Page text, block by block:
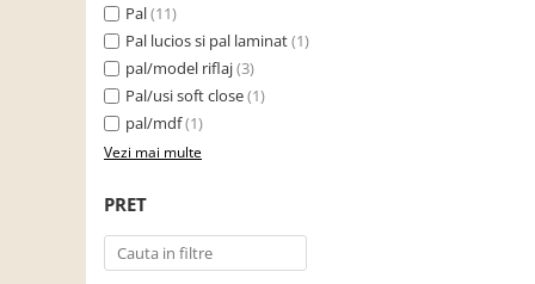
Dulapuri birou/bibliorafturi
Mese birou
rafturi/etajere carti
Scaune Birou
Scaune conferinta-vizitator
Seturi mobilier birou complet
Camera copiilor
Birouri camera copilului
Pal(11)
Pal lucios si pal laminat(1)
pal/model riflaj(3)
Pal/usi soft close(1)
pal/mdf(1)
Vezi mai multe
PRET